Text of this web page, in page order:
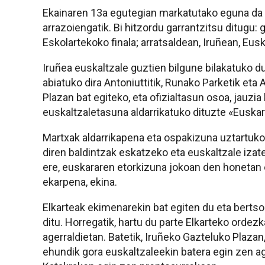
Ekainaren 13a egutegian markatutako eguna
arrazoiengatik. Bi hitzordu garrantzitsu ditugu:
Eskolartekoko finala; arratsaldean, Iruñean,
Iruñea euskaltzale guztien bilgune bilakatuko
abiatuko dira Antoniuttitik, Runako Parketik eta
Plazan bat egiteko, eta ofizialtasun osoa,
euskaltzaletasuna aldarrikatuko dituzte
Martxak aldarrikapena eta ospakizuna
diren baldintzak eskatzeko eta euskaltzale
ere, euskararen etorkizuna jokoan den
ekarpena, ekina.
Elkarteak ekimenarekin bat egiten du eta
ditu. Horregatik, hartu du parte Elkarteko
agerraldietan. Batetik, Iruñeko Gazteluko
ehundik gora euskaltzaleekin batera egin zen